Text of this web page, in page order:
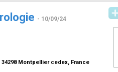
- 10/09/24
Montpellier cedex, France